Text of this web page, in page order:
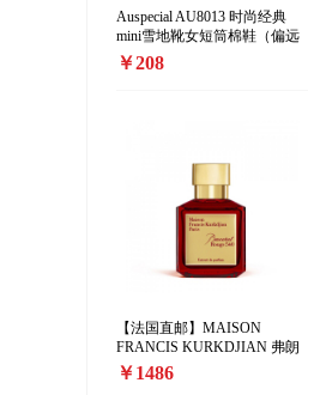
Auspecial AU8013 时尚经典
mini雪地靴女短筒棉鞋（偏远
地区加收10元/双）
￥208
【法国直邮】MAISON
FRANCIS KURKDJIAN 弗朗
西斯·库尔吉安「红色百家乐香
精版」中性香水 EDP香精35-
￥1486